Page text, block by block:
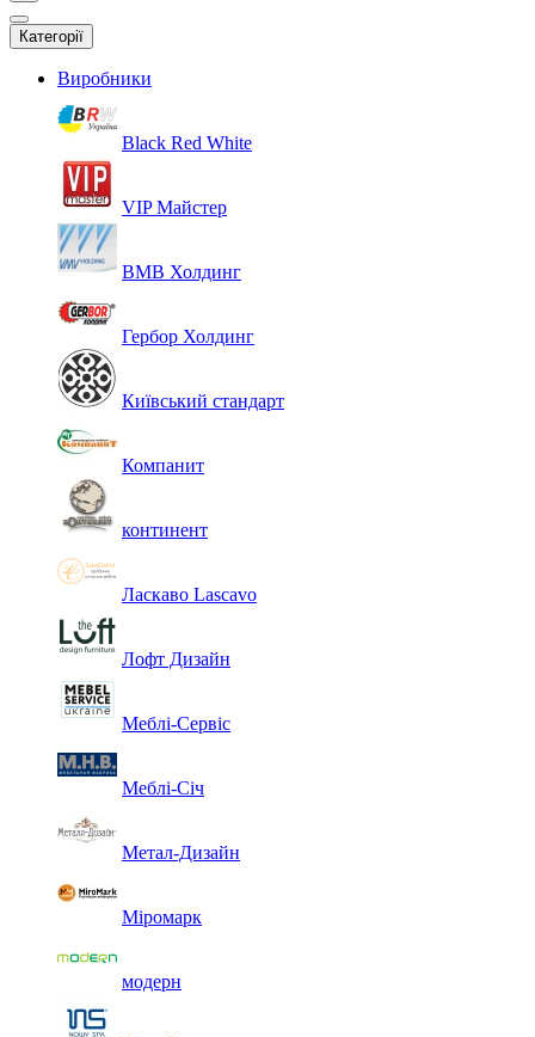
Категорії
Виробники
Black Red White
VIP Майстер
ВМВ Холдинг
Гербор Холдинг
Київський стандарт
Компанит
континент
Ласкаво Lascavo
Лофт Дизайн
Меблі-Сервіс
Меблі-Січ
Метал-Дизайн
Міромарк
модерн